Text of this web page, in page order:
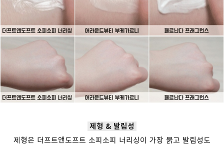
제형 & 발림성
제형은 더프트앤도프트 소피소피 너리싱이 가장 묽고 발림성도